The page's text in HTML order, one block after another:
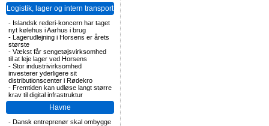
Logistik, lager og intern transport
- Islandsk rederi-koncern har taget
nyt kølehus i Aarhus i brug
- Lagerudlejning i Horsens er årets
største
- Vækst får sengetøjsvirksomhed
til at leje lager ved Horsens
- Stor industrivirksomhed
investerer yderligere sit
distributionscenter i Rødekro
- Fremtiden kan udløse langt større
krav til digital infrastruktur
Havne
- Dansk entreprenør skal ombygge